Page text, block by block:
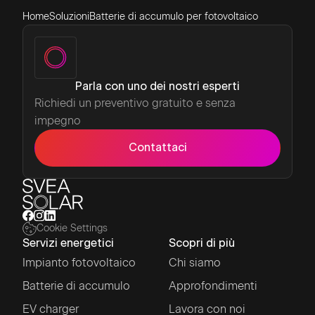
HomeSoluzioniBatterie di accumulo per fotovoltaico
Parla con uno dei nostri esperti
Richiedi un preventivo gratuito e senza
impegno
Contattaci
Cookie Settings
Servizi energetici
Impianto fotovoltaico
Batterie di accumulo
EV charger
Scopri di più
Chi siamo
Approfondimenti
Lavora con noi